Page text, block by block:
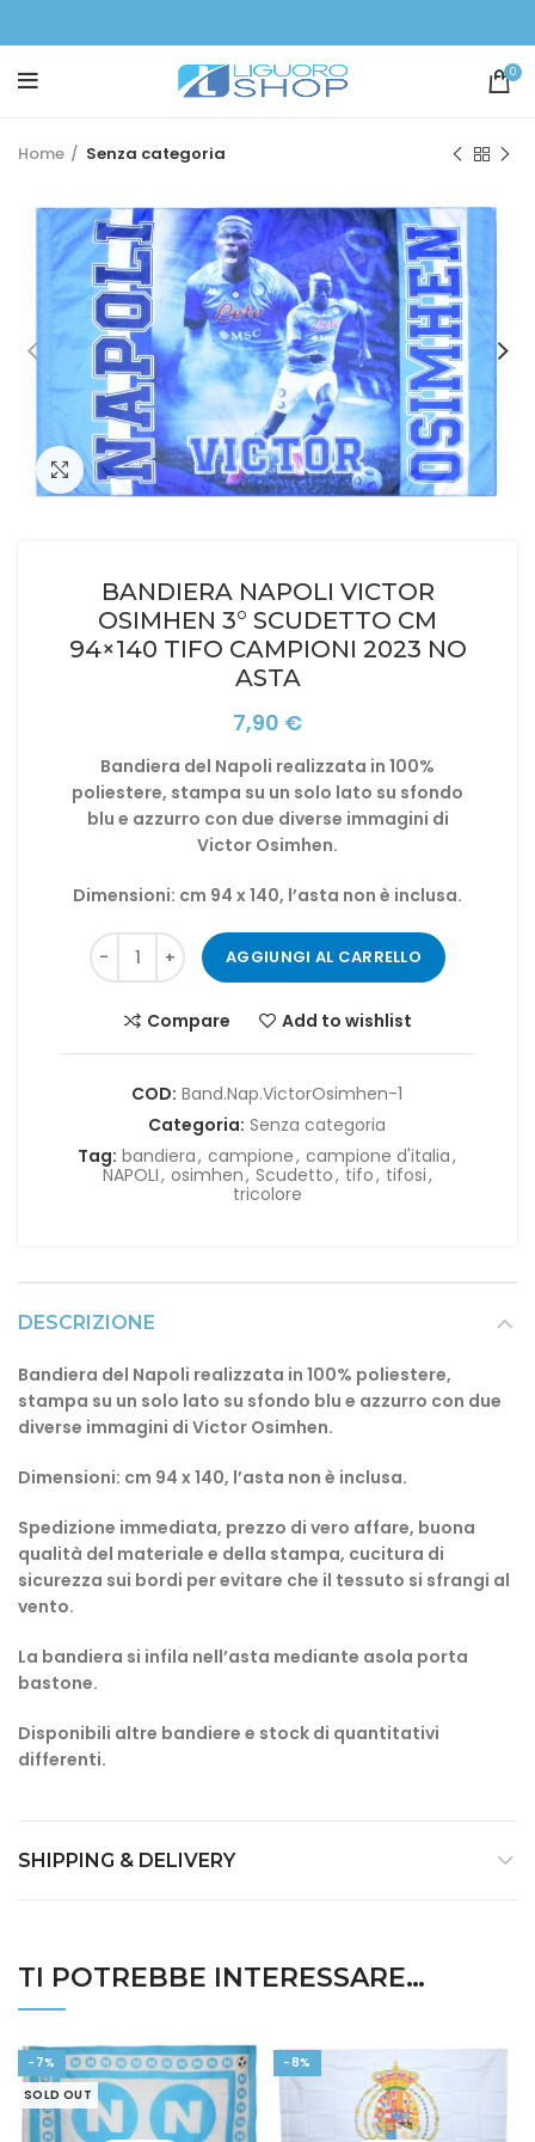
0
Home Senza categoria
Click to enlarge
BANDIERA NAPOLI VICTOR
OSIMHEN 3° SCUDETTO CM
94×140 TIFO CAMPIONI 2023 NO
ASTA
7,90 €
Bandiera del Napoli realizzata in 100%
poliestere, stampa su un solo lato su sfondo
blu e azzurro con due diverse immagini di
Victor Osimhen.
Dimensioni: cm 94 x 140, l’asta non è inclusa.
AGGIUNGI AL CARRELLO
Compare Add to wishlist
COD: Band.Nap.VictorOsimhen-1
Categoria: Senza categoria
Tag: bandiera, campione, campione d'italia,
NAPOLI, osimhen, Scudetto, tifo, tifosi,
tricolore
DESCRIZIONE
Bandiera del Napoli realizzata in 100% poliestere,
stampa su un solo lato su sfondo blu e azzurro con due
diverse immagini di Victor Osimhen.
Dimensioni: cm 94 x 140, l’asta non è inclusa.
Spedizione immediata, prezzo di vero affare, buona
qualità del materiale e della stampa, cucitura di
sicurezza sui bordi per evitare che il tessuto si sfrangi al
vento.
La bandiera si infila nell’asta mediante asola porta
bastone.
Disponibili altre bandiere e stock di quantitativi
differenti.
SHIPPING & DELIVERY
TI POTREBBE INTERESSARE…
-7%
SOLD OUT
-8%